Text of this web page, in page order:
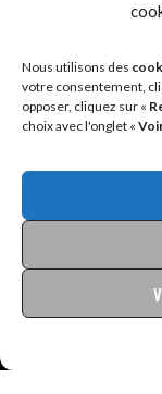
Nous utilisons des
votre consentement,
opposer, cliquez sur «
choix avec l'onglet «
Sébastiendans
Anonyme
MENTIONS